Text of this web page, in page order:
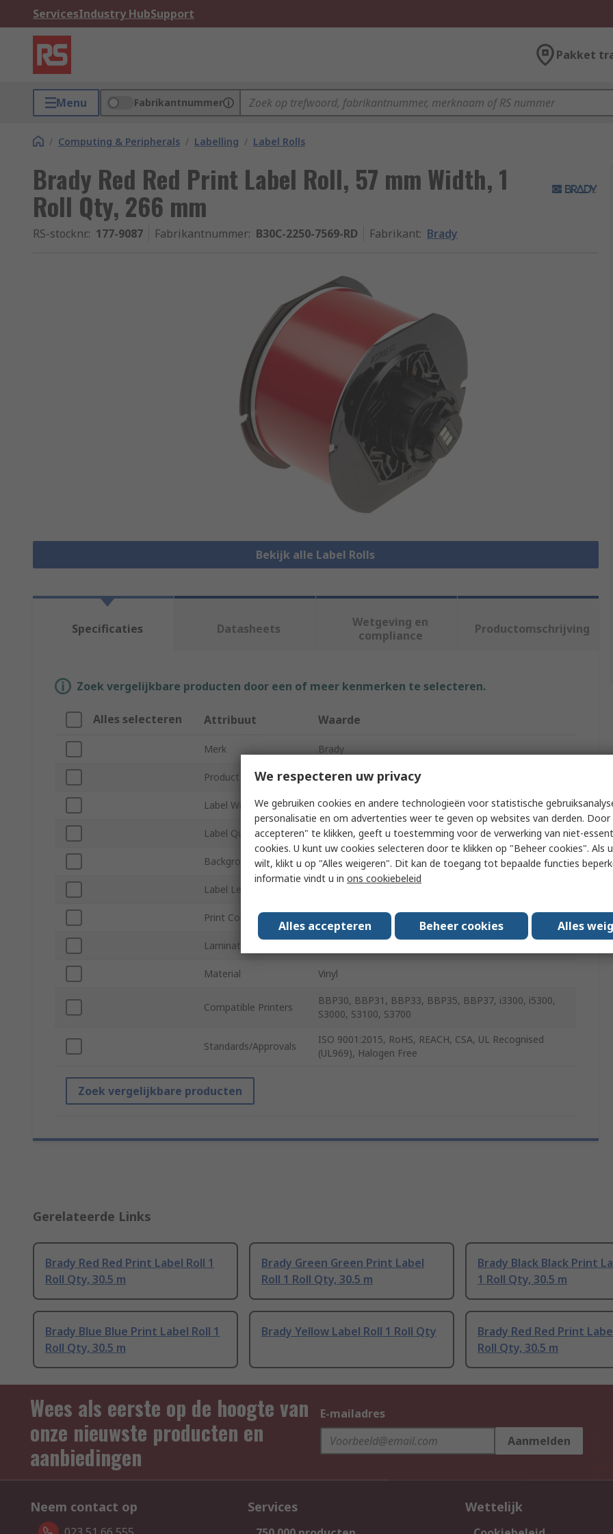
ServicesIndustry HubSupport
Pakket
Menu Fabrikantnummer
/ Computing & Peripherals / Labelling / Label Rolls
Brady Red Red Print Label Roll, 57 mm Width, 1
Roll Qty, 266 mm
RS-stocknr.: 177-9087 Fabrikantnummer: B30C-2250-7569-RD Fabrikant: Brady
Bekijk alle Label Rolls
Specificaties Datasheets
Wetgeving en
compliance
Productomschrijving
Zoek vergelijkbare producten door een of meer kenmerken te selecteren.
Alles selecteren Attribuut Waarde
Merk Brady
Product Type Label Roll
Label Width 57mm
Label Quantity 1Roll
Background Colour Red
Label Length
Print Colour
Laminated
Material Vinyl
Compatible Printers
BBP30, BBP31, BBP33, BBP35, BBP37, i3300, i5300,
S3000, S3100, S3700
Standards/Approvals
ISO 9001:2015, RoHS, REACH, CSA, UL Recognised
(UL969), Halogen Free
Zoek vergelijkbare producten
Gerelateerde Links
Brady Red Red Print Label Roll 1
Roll Qty, 30.5 m
Brady Green Green Print Label
Roll 1 Roll Qty, 30.5 m
Brady Black Black Print
1 Roll Qty, 30.5 m
Brady Blue Blue Print Label Roll 1
Roll Qty, 30.5 m
Brady Yellow Label Roll 1 Roll Qty
Brady Red Red Print
Roll Qty, 30.5 m
Wees als eerste op de hoogte van
onze nieuwste producten en
aanbiedingen
E-mailadres
Aanmelden
Neem contact op Services Wettelijk
We respecteren uw privacy
We gebruiken cookies en andere technologieën voor statistische
personalisatie en om advertenties weer te geven op websites van derden. Door
accepteren" te klikken, geeft u toestemming voor de verwerking van niet-
cookies. U kunt uw cookies selecteren door te klikken op "Beheer cookies". Als
wilt, klikt u op "Alles weigeren". Dit kan de toegang tot bepaalde functies
informatie vindt u in ons cookiebeleid
Alles accepteren Beheer cookies Alles